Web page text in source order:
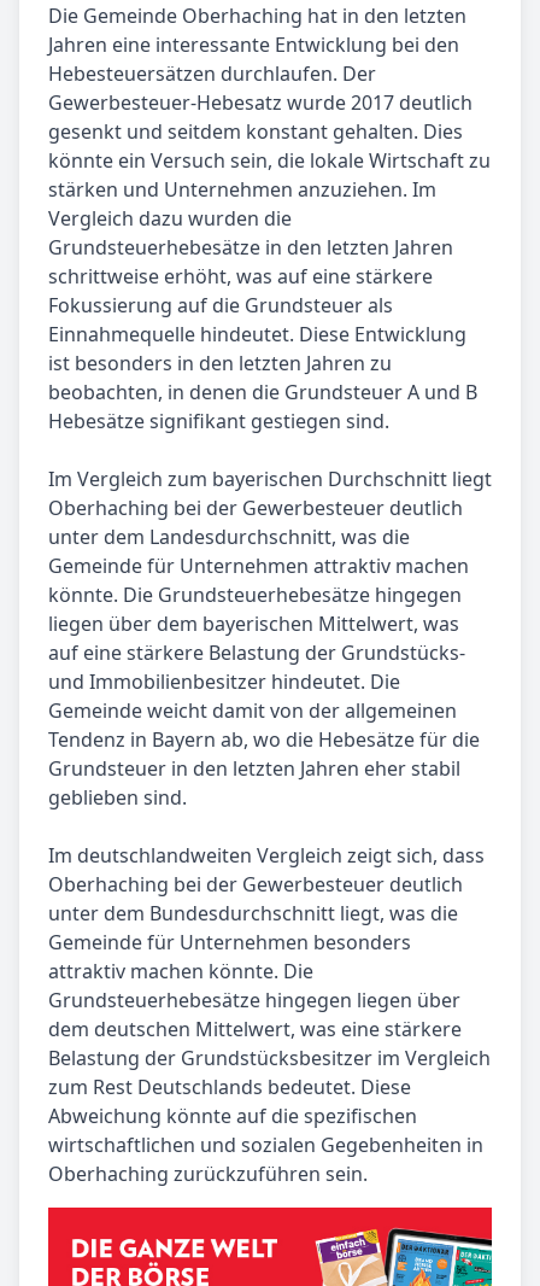
Die Gemeinde Oberhaching hat in den letzten
Jahren eine interessante Entwicklung bei den
Hebesteuersätzen durchlaufen. Der
Gewerbesteuer-Hebesatz wurde 2017 deutlich
gesenkt und seitdem konstant gehalten. Dies
könnte ein Versuch sein, die lokale Wirtschaft zu
stärken und Unternehmen anzuziehen. Im
Vergleich dazu wurden die
Grundsteuerhebesätze in den letzten Jahren
schrittweise erhöht, was auf eine stärkere
Fokussierung auf die Grundsteuer als
Einnahmequelle hindeutet. Diese Entwicklung
ist besonders in den letzten Jahren zu
beobachten, in denen die Grundsteuer A und B
Hebesätze signifikant gestiegen sind.
Im Vergleich zum bayerischen Durchschnitt liegt
Oberhaching bei der Gewerbesteuer deutlich
unter dem Landesdurchschnitt, was die
Gemeinde für Unternehmen attraktiv machen
könnte. Die Grundsteuerhebesätze hingegen
liegen über dem bayerischen Mittelwert, was
auf eine stärkere Belastung der Grundstücks-
und Immobilienbesitzer hindeutet. Die
Gemeinde weicht damit von der allgemeinen
Tendenz in Bayern ab, wo die Hebesätze für die
Grundsteuer in den letzten Jahren eher stabil
geblieben sind.
Im deutschlandweiten Vergleich zeigt sich, dass
Oberhaching bei der Gewerbesteuer deutlich
unter dem Bundesdurchschnitt liegt, was die
Gemeinde für Unternehmen besonders
attraktiv machen könnte. Die
Grundsteuerhebesätze hingegen liegen über
dem deutschen Mittelwert, was eine stärkere
Belastung der Grundstücksbesitzer im Vergleich
zum Rest Deutschlands bedeutet. Diese
Abweichung könnte auf die spezifischen
wirtschaftlichen und sozialen Gegebenheiten in
Oberhaching zurückzuführen sein.